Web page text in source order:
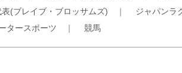
(ブレイブ・ブロッサムズ) ｜ ジャパンラ
タースポーツ ｜ 競馬